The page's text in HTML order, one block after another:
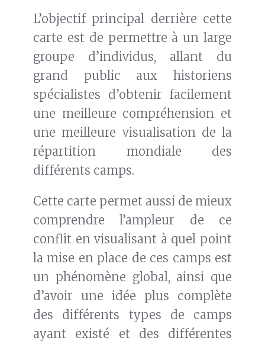
L’objectif principal derrière cette
carte est de permettre à un large
groupe d’individus, allant du
grand public aux historiens
spécialistes d’obtenir facilement
une meilleure compréhension et
une meilleure visualisation de la
répartition mondiale des
différents camps.
Cette carte permet aussi de mieux
comprendre l’ampleur de ce
conflit en visualisant à quel point
la mise en place de ces camps est
un phénomène global, ainsi que
d’avoir une idée plus complète
des différents types de camps
ayant existé et des différentes